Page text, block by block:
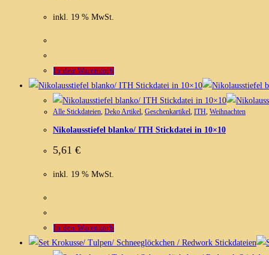
inkl. 19 % MwSt.
In den Warenkorb
Alle Stickdateien, Deko Artikel, Geschenkartikel, ITH, Weihnachten
Nikolausstiefel blanko/ ITH Stickdatei in 10×10
5,61 €
inkl. 19 % MwSt.
In den Warenkorb